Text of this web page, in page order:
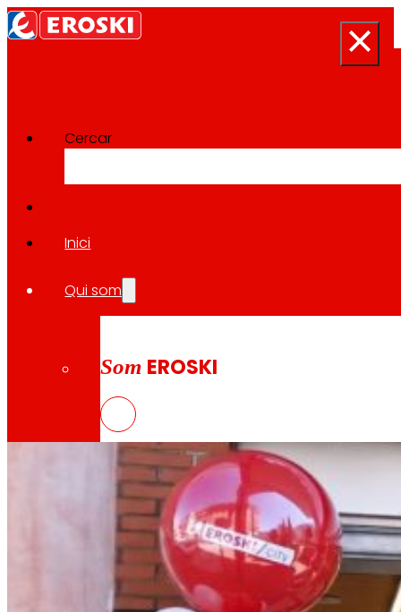
Cercar
Inici
Qui som
Som EROSKI
Així som
Tot el nostre ADN: un viatge per la missió, la
Sala de premsa
Tornar a totes les notícies
07.05.2026
EROSKI inaugura un nou